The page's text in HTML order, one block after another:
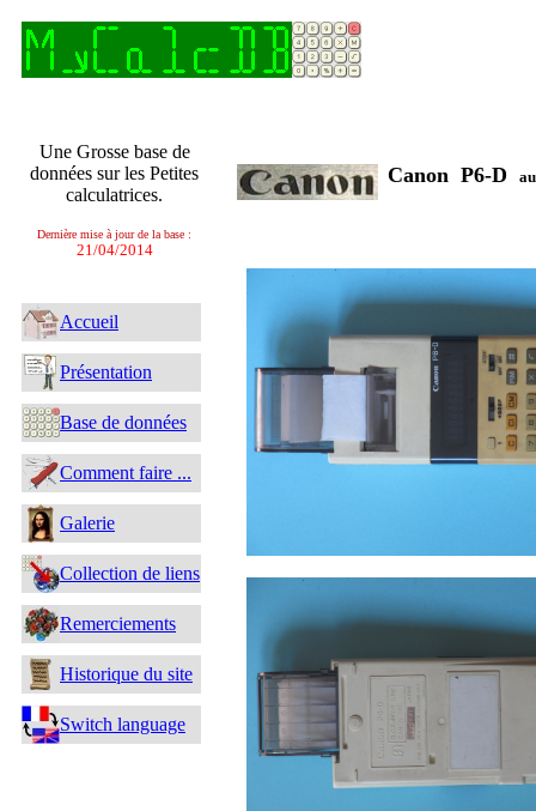
Une Grosse base de
données sur les Petites
calculatrices.
Dernière mise à jour de la base :
21/04/2014
Accueil
Présentation
Base de données
Comment faire ...
Galerie
Collection de liens
Remerciements
Historique du site
Switch language
Canon P6-D